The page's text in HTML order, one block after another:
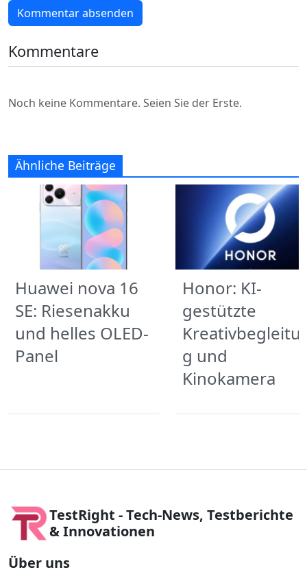
Kommentar absenden
Kommentare
Noch keine Kommentare. Seien Sie der Erste.
Ähnliche Beiträge
Huawei nova 16
SE: Riesenakku
und helles OLED-
Panel
Honor: KI-
gestützte
g und
Kinokamera
TestRight - Tech-News, Testberichte
& Innovationen
Über uns